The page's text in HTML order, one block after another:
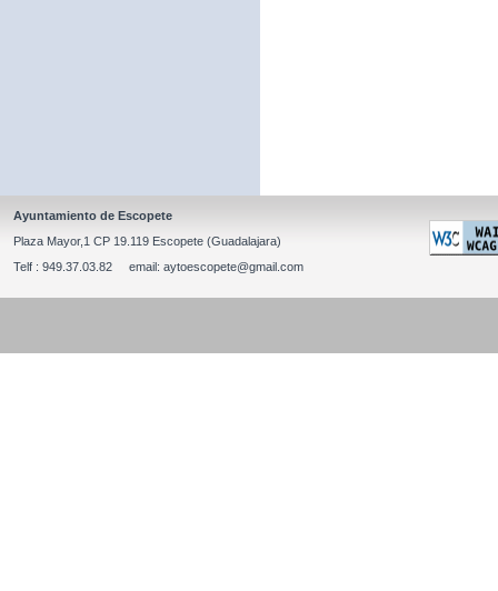
Ayuntamiento de Escopete
Plaza Mayor,1 CP 19.119 Escopete (Guadalajara)
Telf : 949.37.03.82 email: aytoescopete@gmail.com